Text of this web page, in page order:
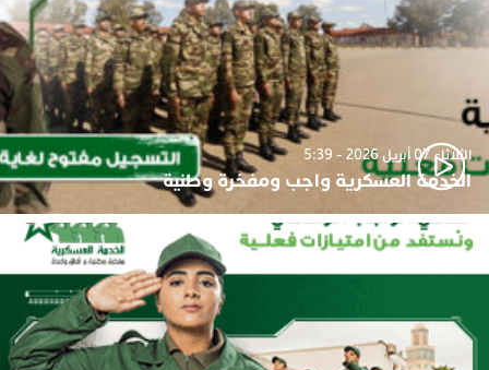
الثلاثاء 07 أبريل 2026 - 5:39
الخدمة العسكرية واجب ومفخرة وطنية